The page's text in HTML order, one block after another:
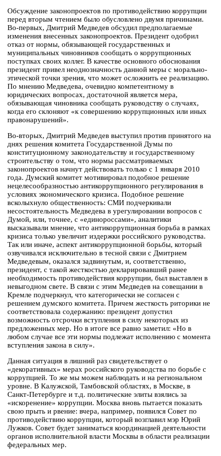
Обсуждение законопроектов по противодействию коррупции
перед вторым чтением было обусловлено двумя причинами.
Во-первых, Дмитрий Медведев обсудил предполагаемые
изменения внесенных законопроектов. Президент одобрил
отказ от нормы, обязывающей государственных и
муниципальных чиновников сообщать о коррупционных
поступках своих коллег. В качестве основного обоснования
президент привел неоднозначность данной меры с морально-
этической точки зрения, что может осложнить ее реализацию.
По мнению Медведева, очевидно компетентному в
юридических вопросах, достаточной является мера,
обязывающая чиновника сообщать руководству о случаях,
когда его склоняют «к совершению коррупционных или иных
правонарушений».
Во-вторых, Дмитрий Медведев выступил против принятого на
днях решения комитета Государственной Думы по
конституционному законодательству и государственному
строительству о том, что нормы рассматриваемых
законопроектов начнут действовать только с 1 января 2010
года. Думский комитет мотивировал подобное решение
нецелесообразностью антикоррупционного регулирования в
условиях экономического кризиса. Подобное решение
всколыхнуло общественность: СМИ подчеркивали
несостоятельность Медведева в урегулировании вопросов с
Думой, или, точнее, с «единороссами», аналитики
высказывали мнение, что антикоррупционная борьба в рамках
кризиса только увеличит издержки российского руководства.
Так или иначе, аспект антикоррупционной борьбы, который
озвучивался исключительно в тесной связи с Дмитрием
Медведевым, оказался задвинутым, и, соответственно,
президент, с такой жесткостью декларировавший ранее
необходимость противодействия коррупции, был выставлен в
невыгодном свете. В связи с этим Медведев на совещании в
Кремле подчеркнул, что категорически не согласен с
решением думского комитета. Причем жесткость риторики не
соответствовала содержанию: президент допустил
возможность отсрочки вступления в силу некоторых из
предложенных мер. Но в итоге все равно заметил: «Но в
любом случае все эти нормы подлежат исполнению с момента
вступления закона в силу».
Данная ситуация в лишний раз свидетельствует о
«декоративных» мерах российского руководства по борьбе с
коррупцией. То же мы можем наблюдать и на региональном
уровне. В Калужской, Тамбовской областях, в Москве, в
Санкт-Петербурге и т.д. политические элиты взялись за
«искоренение» коррупции. Москва вновь пытается показать
свою прыть и рвение: вчера, например, появился Совет по
противодействию коррупции, который возглавил мэр Юрий
Лужков. Совет будет заниматься координацией деятельности
органов исполнительной власти Москвы в области реализации
федеральных мер.